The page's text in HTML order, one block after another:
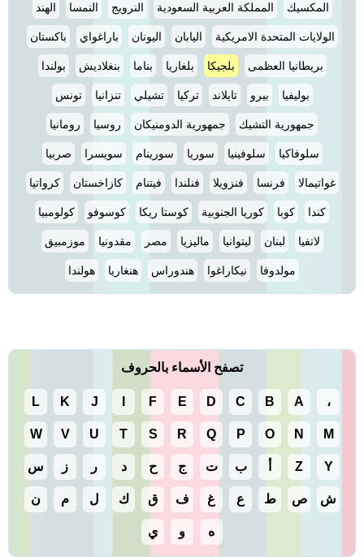
المكسيك المملكة العربية السعودية النرويج النمسا الهند
الولايات المتحدة الامريكية اليابان اليونان باراغواي باكستان
بريطانيا العظمى بلجيكا بلغاريا بناما بنغلاديش بولندا
بوليفيا بيرو تايلاند تركيا تشيلي تنزانيا تونس
جمهورية التشيك جمهورية الدومنيكان روسيا رومانيا
سلوفاكيا سلوفينيا سوريا سورينام سويسرا صربيا
غواتيمالا فرنسا فنزويلا فنلندا فيتنام كازاخستان كرواتيا
كندا كوبا كوريا الجنوبية كوستا ريكا كوسوفو كولومبيا
لاتفيا لبنان ليتوانيا ماليزيا مصر مقدونيا موزمبيق
مولدوفا نيكاراغوا هندوراس هنغاريا هولندا
تصفح الأسماء بالحروف
، A
B
C
D
E
F
J
K
L
M
N
O
P
Q
R
S
T
U
V
W
Y
Z ب ت ج ح د ر ز س
ش ص ط ع غ ف ق ك ل م ن
ه و ي